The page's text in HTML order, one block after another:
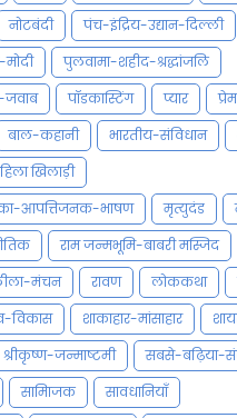
नोटबंदी
पंच-इंद्रिय-उद्यान-दिल्ली
पुलवामा-शहीद-श्रद्धांजलि
पॉडकास्टिंग प्यार
बाल-कहानी भारतीय-संविधान
खिलाड़ी
आपत्तिजनक-भाषण
मृत्युदंड
राम जन्मभूमि-बाबरी मस्जिद
मंचन रावण लोककथा
विकास शाकाहार-मांसाहार
श्रीकृष्ण-जन्माष्टमी
सबसे-बढ़िया-
सामािजक
सावधानियाँ